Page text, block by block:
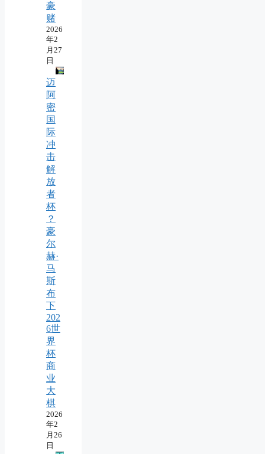
豪
赌
2026
年2
月27
日
迈
阿
密
国
际
冲
击
解
放
者
杯
？
豪
尔
赫·
马
斯
布
下
202
6世
界
杯
商
业
大
棋
2026
年2
月26
日